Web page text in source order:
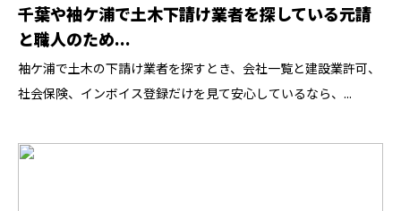
千葉や袖ケ浦で土木下請け業者を探している元請
と職人のため...
袖ケ浦で土木の下請け業者を探すとき、会社一覧と建設業許可、
社会保険、インボイス登録だけを見て安心しているなら、...